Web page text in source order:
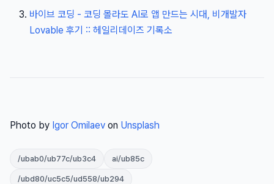
바이브 코딩 - 코딩 몰라도 AI로 앱 만드는 시대, 비개발자
Lovable 후기 :: 헤일리데이즈 기록소
Photo by Igor Omilaev on Unsplash
/ubab0/ub77c/ub3c4 ai/ub85c
/ubd80/uc5c5/ud558/ub294